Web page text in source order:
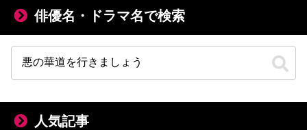
俳優名・ドラマ名で検索
人気記事